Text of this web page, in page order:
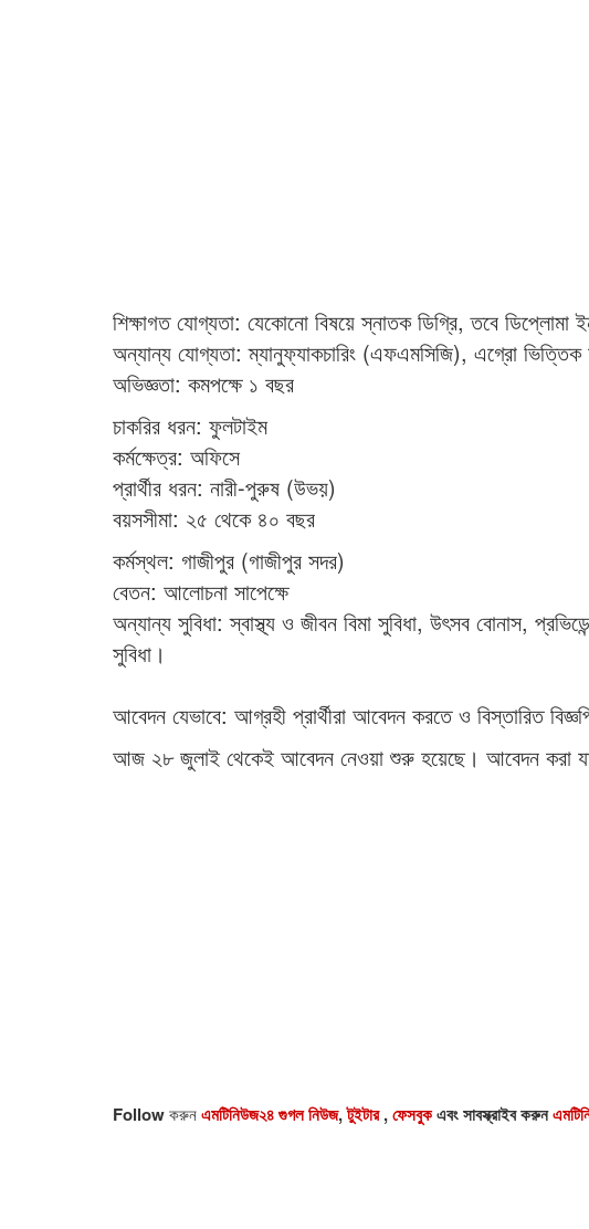
শিক্ষাগত যোগ্যতা: যেকোনো বিষয়ে স্নাতক ডিগ্রি, তবে ডিপ্লোমা ইন
অন্যান্য যোগ্যতা: ম্যানুফ্যাকচারিং (এফএমসিজি), এগ্রো ভিত্তিক
অভিজ্ঞতা: কমপক্ষে ১ বছর
চাকরির ধরন: ফুলটাইম
কর্মক্ষেত্র: অফিসে
প্রার্থীর ধরন: নারী-পুরুষ (উভয়)
বয়সসীমা: ২৫ থেকে ৪০ বছর
কর্মস্থল: গাজীপুর (গাজীপুর সদর)
বেতন: আলোচনা সাপেক্ষে
অন্যান্য সুবিধা: স্বাস্থ্য ও জীবন বিমা সুবিধা, উৎসব বোনাস,
সুবিধা।
আবেদন যেভাবে: আগ্রহী প্রার্থীরা আবেদন করতে ও বিস্তারিত
আজ ২৮ জুলাই থেকেই আবেদন নেওয়া শুরু হয়েছে। আবেদন করা
Followকরুনএমটিনিউজ২৪ গুগল নিউজ,টুইটার,ফেসবুকএবং সাবস্ক্রাইব করুন